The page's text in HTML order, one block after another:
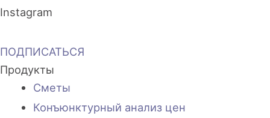
Instagram
ПОДПИСАТЬСЯ
Продукты
Сметы
Конъюнктурный анализ цен